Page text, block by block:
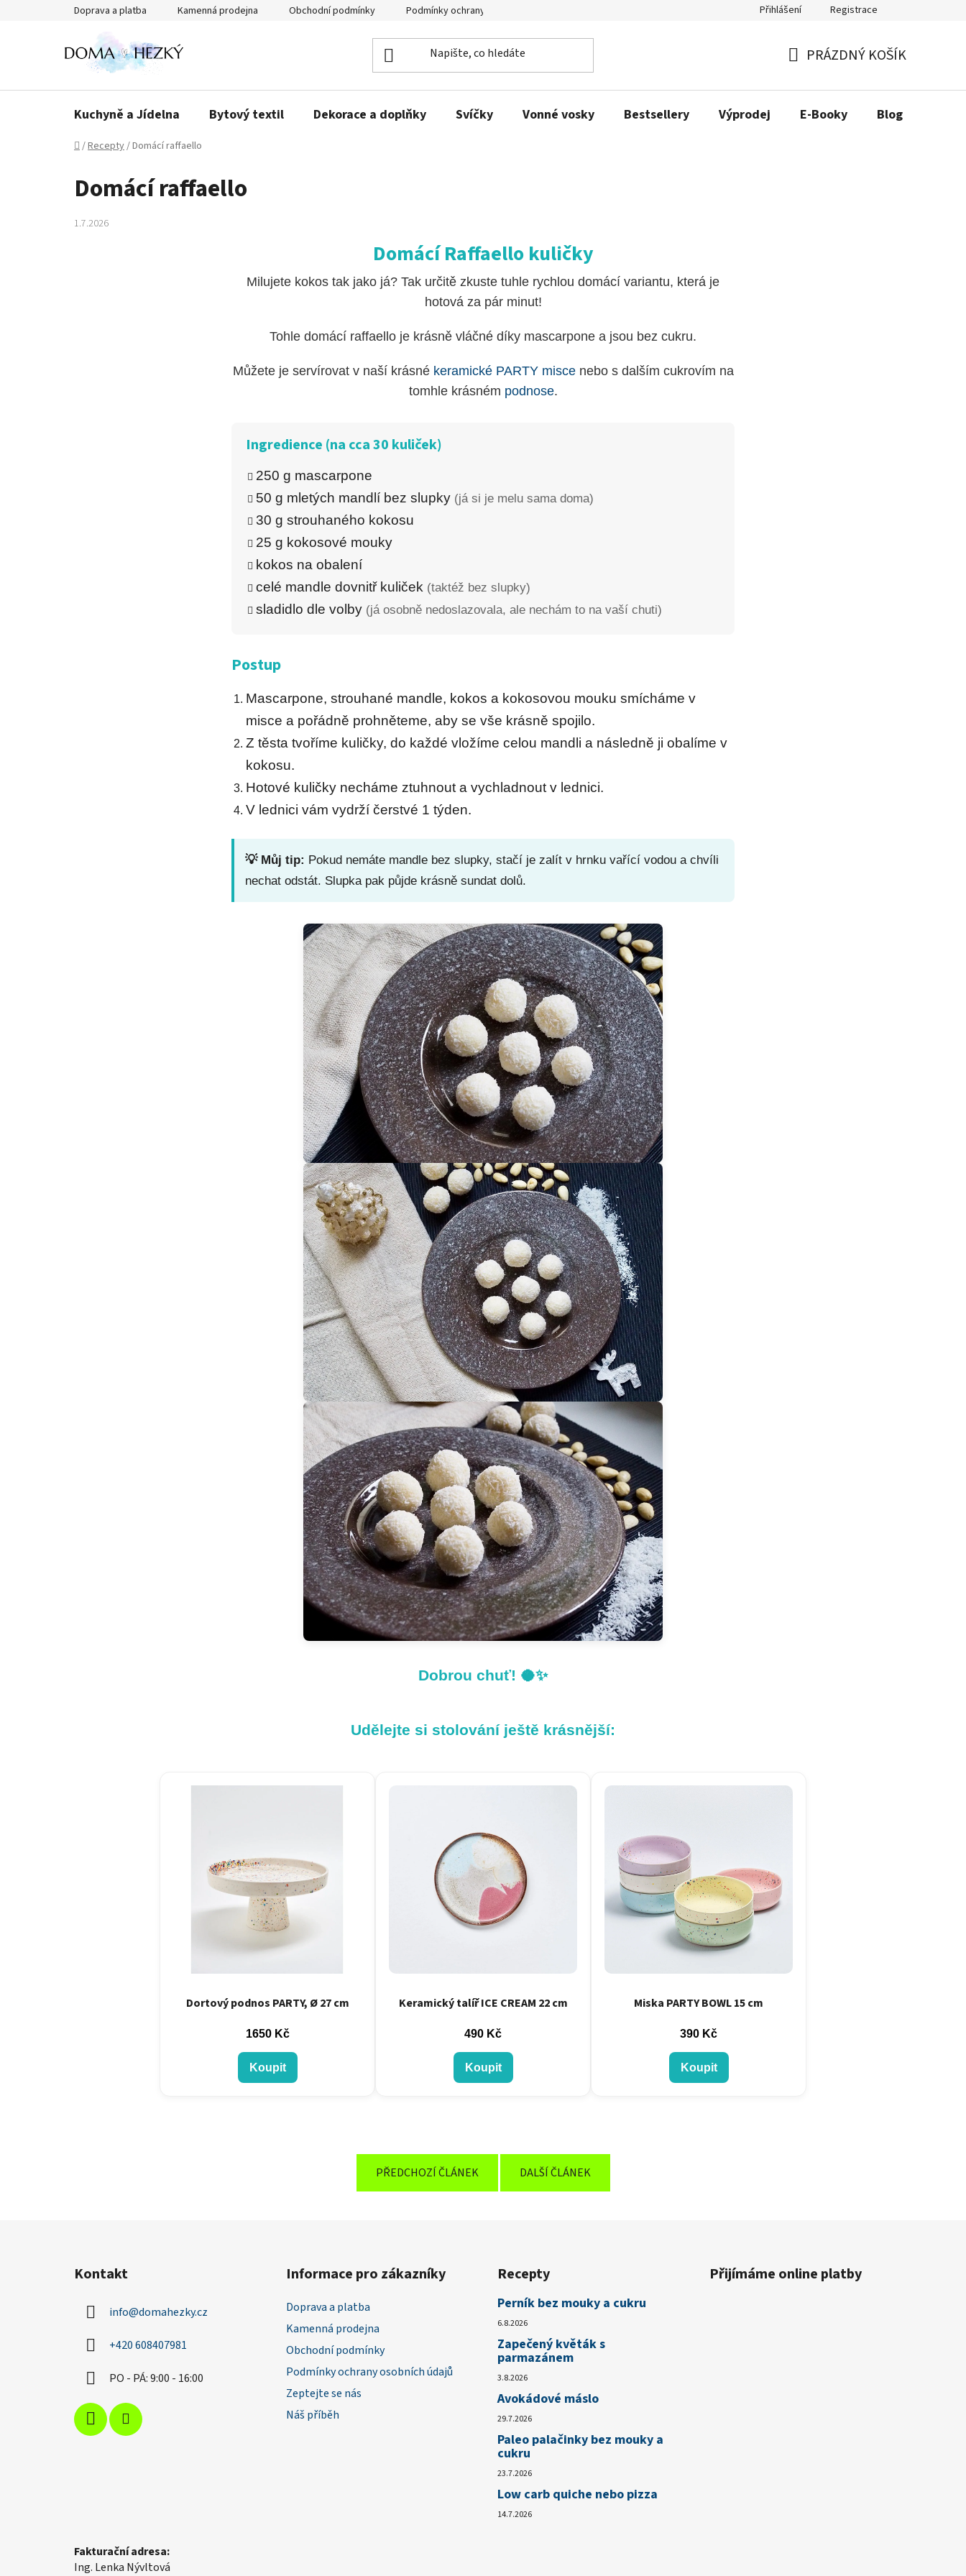
Doprava a platba Kamenná prodejna Obchodní podmínky Podmínky ochrany osobních údajů Přihlášení Registrace
KOŠÍK
PRÁZDNÝ KOŠÍK
Kuchyně a Jídelna Bytový textil Dekorace a doplňky Svíčky Vonné vosky Bestsellery Výprodej E-Booky Blog
Domů
/Recepty/Domácí raffaello
Domácí raffaello
1.7.2026
Domácí Raffaello kuličky
Milujete kokos tak jako já? Tak určitě zkuste tuhle rychlou domácí variantu, která je
hotová za pár minut!
Tohle domácí raffaello je krásně vláčné díky mascarpone a jsou bez cukru.
Můžete je servírovat v naší krásné keramické PARTY miscenebo s dalším cukrovím na
tomhle krásném podnose.
Ingredience (na cca 30 kuliček)
250 g mascarpone
50 g mletých mandlí bez slupky (já si je melu sama doma)
30 g strouhaného kokosu
25 g kokosové mouky
kokos na obalení
celé mandle dovnitř kuliček (taktéž bez slupky)
sladidlo dle volby (já osobně nedoslazovala, ale nechám to na vaší chuti)
Postup
Mascarpone, strouhané mandle, kokos a kokosovou mouku smícháme v
misce a pořádně prohněteme, aby se vše krásně spojilo.
Z těsta tvoříme kuličky, do každé vložíme celou mandli a následně ji obalíme v
kokosu.
Hotové kuličky necháme ztuhnout a vychladnout v lednici.
V lednici vám vydrží čerstvé 1 týden.
💡 Můj tip: Pokud nemáte mandle bez slupky, stačí je zalít v hrnku vařící vodou a chvíli
nechat odstát. Slupka pak půjde krásně sundat dolů.
Dobrou chuť! 🥥✨
Udělejte si stolování ještě krásnější:
Dortový podnos PARTY, Ø 27 cm
1650 Kč
Koupit
Keramický talíř ICE CREAM 22 cm
490 Kč
Koupit
Miska PARTY BOWL 15 cm
390 Kč
Koupit
PŘEDCHOZÍ ČLÁNEK DALŠÍ ČLÁNEK
Kontakt
info@domahezky.cz
+420 608407981
PO - PÁ: 9:00 - 16:00
Informace pro zákazníky
Doprava a platba
Kamenná prodejna
Obchodní podmínky
Podmínky ochrany osobních údajů
Zeptejte se nás
Náš příběh
Recepty
Perník bez mouky a cukru
6.8.2026
Zapečený květák s
parmazánem
3.8.2026
Avokádové máslo
29.7.2026
Paleo palačinky bez mouky a
cukru
23.7.2026
Low carb quiche nebo pizza
14.7.2026
Přijímáme online platby
Fakturační adresa:
Ing. Lenka Nývltová